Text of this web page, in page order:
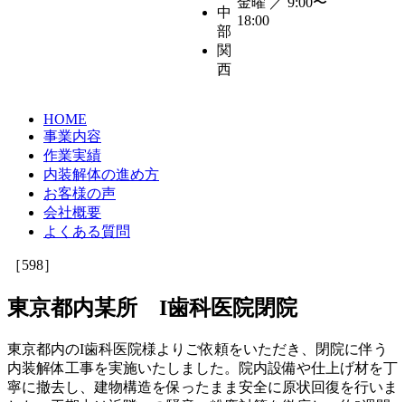
中
部
関
西
18:00
HOME
事業内容
作業実績
内装解体の進め方
お客様の声
会社概要
よくある質問
［598］
東京都内某所 I歯科医院閉院
東京都内のI歯科医院様よりご依頼をいただき、閉院に伴う
内装解体工事を実施いたしました。院内設備や仕上げ材を丁
寧に撤去し、建物構造を保ったまま安全に原状回復を行いま